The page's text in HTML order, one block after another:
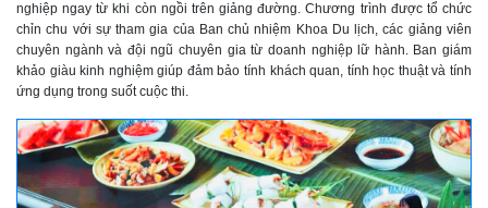
nghiệp ngay từ khi còn ngồi trên giảng đường. Chương trình được tổ chức
chỉn chu với sự tham gia của Ban chủ nhiệm Khoa Du lịch, các giảng viên
chuyên ngành và đội ngũ chuyên gia từ doanh nghiệp lữ hành. Ban giám
khảo giàu kinh nghiệm giúp đảm bảo tính khách quan, tính học thuật và tính
ứng dụng trong suốt cuộc thi.